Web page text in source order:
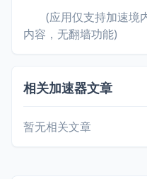
(应用仅支持加速境
内容，无翻墙功能)
相关加速器文章
暂无相关文章